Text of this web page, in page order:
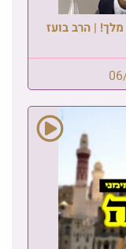
| הרב בועז